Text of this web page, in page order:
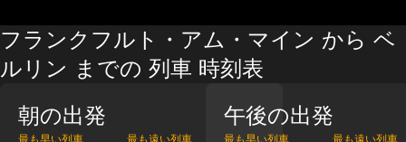
フランクフルト・アム・マイン から ベ
ルリン までの 列車 時刻表
朝の出発
最も早い列車 最も遠い列車
午後の出発
最も早い列車 最も遠い列車